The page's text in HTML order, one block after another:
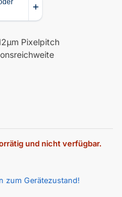
Pixelpitch
und nicht verfügbar.
zum Gerätezustand!